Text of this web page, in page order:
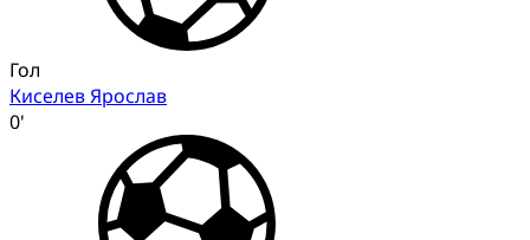
Гол
Киселев Ярослав
0'